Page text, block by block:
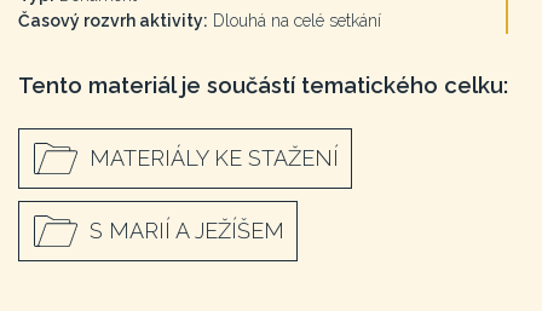
Časový rozvrh aktivity: Dlouhá na celé setkání
Tento materiál je součástí tematického celku:
MATERIÁLY KE STAŽENÍ
S MARIÍ A JEŽÍŠEM